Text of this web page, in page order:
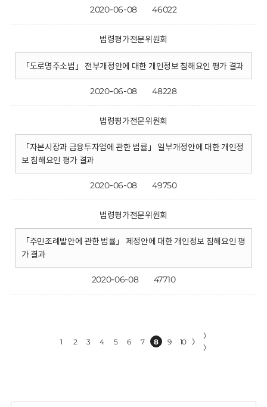
2020-06-08 46022
법령평가전문위원회
「도로명주소법」 전부개정안에 대한 개인정보 침해요인 평가 결과
2020-06-08 48228
법령평가전문위원회
「자본시장과 금융투자업에 관한 법률」 일부개정안에 대한 개인정
보 침해요인 평가 결과
2020-06-08 49750
법령평가전문위원회
「주민조례발안에 관한 법률」 제정안에 대한 개인정보 침해요인 평
가 결과
2020-06-08 47710
1 2 3 4 5 6 7 8 9 10 〉
〉
〉